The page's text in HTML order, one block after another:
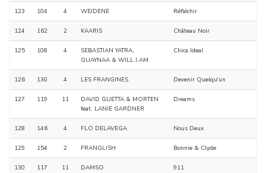
123 104 4 WEJDENE Réfléchir
124 162 2 KAARIS Château Noir
125 108 4
SEBASTIAN YATRA,
GUAYNAA & WILL.I.AM
Chica Ideal
126 130 4 LES FRANGINES Devenir Quelqu'un
127 119 11
DAVID GUETTA & MORTEN
feat. LANIE GARDNER
Dreams
128 146 4 FLO DELAVEGA Nous Deux
129 154 2 FRANGLISH Bonnie & Clyde
130 117 11 DAMSO 911